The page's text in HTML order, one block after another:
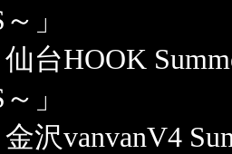
」
台HOOK
」
沢vanvanV4